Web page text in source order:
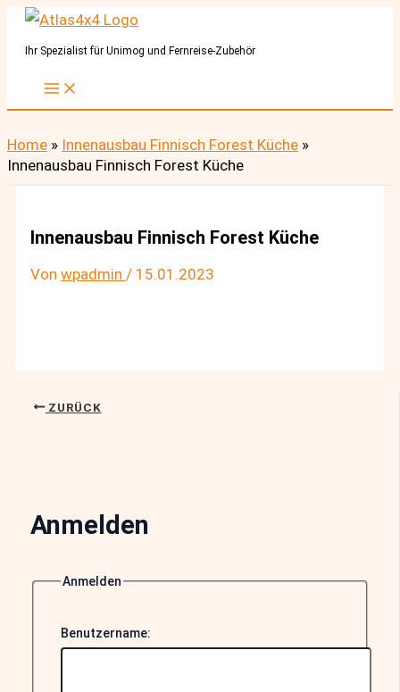
Zum
InhaltIhr Spezialist für Unimog und Fernreise-Zubehör
Home » Innenausbau Finnisch Forest Küche »
Innenausbau Finnisch Forest Küche
Innenausbau Finnisch Forest Küche
Vonwpadmin/ 15.01.2023
ZURÜCK
Anmelden
Anmelden
Benutzername: